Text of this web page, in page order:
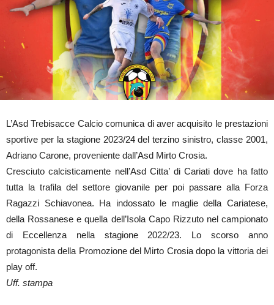
L’Asd Trebisacce Calcio comunica di aver acquisito le prestazioni
sportive per la stagione 2023/24 del terzino sinistro, classe 2001,
Adriano Carone, proveniente dall’Asd Mirto Crosia.
Cresciuto calcisticamente nell’Asd Citta’ di Cariati dove ha fatto
tutta la trafila del settore giovanile per poi passare alla Forza
Ragazzi Schiavonea. Ha indossato le maglie della Cariatese,
della Rossanese e quella dell’Isola Capo Rizzuto nel campionato
di Eccellenza nella stagione 2022/23. Lo scorso anno
protagonista della Promozione del Mirto Crosia dopo la vittoria dei
play off.
Uff. stampa